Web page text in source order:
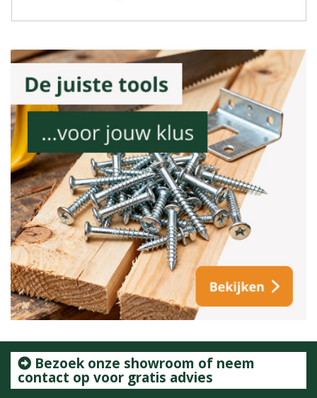
Bezoek onze showroom of neem
contact op voor gratis advies